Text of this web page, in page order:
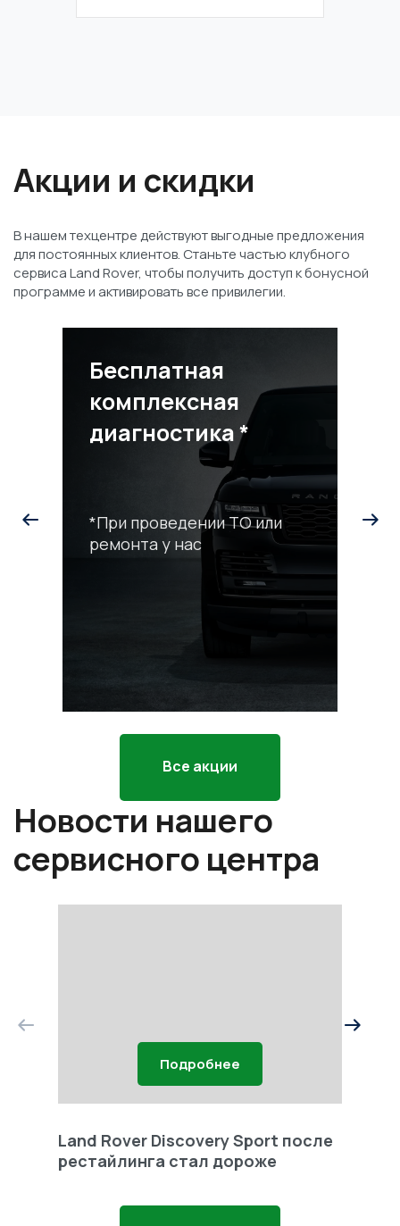
Акции и скидки
В нашем техцентре действуют выгодные предложения
для постоянных клиентов. Станьте частью клубного
сервиса Land Rover, чтобы получить доступ к бонусной
программе и активировать все привилегии.
Бесплатная
комплексная
диагностика *
*При проведении ТО или
ремонта у нас
Все акции
Новости нашего
сервисного центра
Подробнее
Land Rover Discovery Sport после
рестайлинга стал дороже